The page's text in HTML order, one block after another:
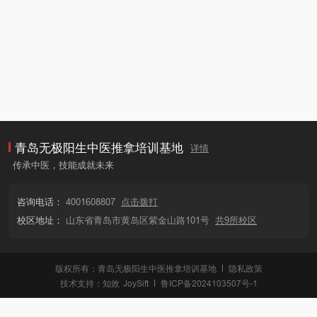
青岛无极阳生中医推拿培训基地
详情
传承中医，技能成就未来
咨询电话： 4001608807
点击拨打
校区地址：
山东省青岛市黄岛区紫金山路101号 共9所校区
版权所有：青岛无极阳生中医推拿培训基地
隐私政策
技术支持： 知效 JoySift 鲁ICP备2024103507号-1